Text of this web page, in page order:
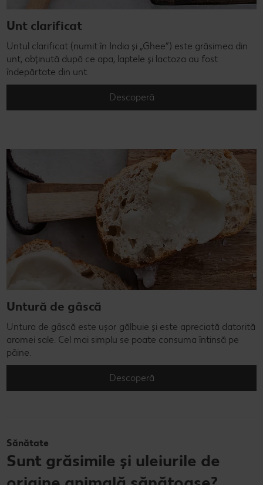
Unt clarificat
Untul clarificat (numit în India și „Ghee”) este grăsimea din
unt, obținută după ce apa, laptele și lactoza au fost
îndepărtate din unt.
Descoperă
Untură de gâscă
Untura de gâscă este ușor gălbuie și este apreciată datorită
aromei sale. Cel mai simplu se poate consuma întinsă pe
pâine.
Descoperă
Sănătate
Sunt grăsimile și uleiurile de